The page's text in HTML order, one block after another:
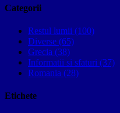
Categorii
Restul lumii (100)
Diverse (65)
Grecia (38)
Informatii si sfaturi (37)
Romania (28)
Etichete